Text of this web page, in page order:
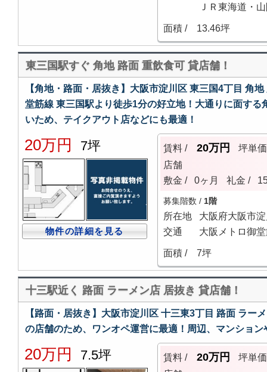
ＪＲ東海道・
面積 /
13.46坪
東三国駅すぐ 角地 路面 重飲食可 貸店舗！
【角地・路面・居抜き】大阪市淀川区 東三国4丁目 角
堂筋線 東三国駅より徒歩1分の好立地！大通りに面す
いため、テイクアウト店などにも最適！
20万円 7坪
物件の詳細を見る
賃料 / 20万円
坪単価
店舗
敷金 /
0ヶ月 礼金 /
募集階数 / 1階
所在地
大阪府大阪市
交通
大阪メトロ御
面積 /
7坪
十三駅近く 路面 ラーメン店 居抜き 貸店舗！
【路面・居抜き】大阪市淀川区 十三東3丁目 路面 ラー
の店舗のため、ワンオペ運営に最適！周辺、マンショ
20万円 7.5坪 賃料 / 20万円
坪単価